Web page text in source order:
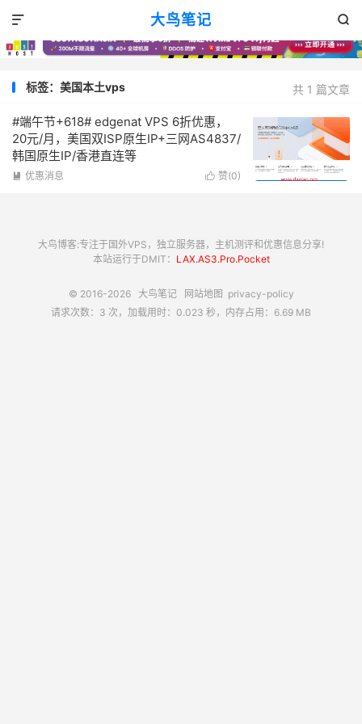
大鸟笔记 

共 1 篇文章
标签：美国本土vps
#端午节+618# edgenat VPS 6折优惠，
20元/月，美国双ISP原生IP+三网AS4837/
韩国原生IP/香港直连等
 赞(0)
 优惠消息
大鸟博客:专注于国外VPS，独立服务器，主机测评和优惠信息分享!
本站运行于DMIT： LAX.AS3.Pro.Pocket
© 2016-2026 大鸟笔记 网站地图 privacy-policy
请求次数：3 次，加载用时：0.023 秒，内存占用：6.69 MB